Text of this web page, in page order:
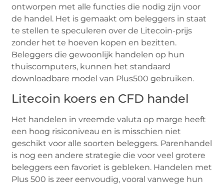
ontworpen met alle functies die nodig zijn voor
de handel. Het is gemaakt om beleggers in staat
te stellen te speculeren over de Litecoin-prijs
zonder het te hoeven kopen en bezitten.
Beleggers die gewoonlijk handelen op hun
thuiscomputers, kunnen het standaard
downloadbare model van Plus500 gebruiken.
Litecoin koers en CFD handel
Het handelen in vreemde valuta op marge heeft
een hoog risiconiveau en is misschien niet
geschikt voor alle soorten beleggers. Parenhandel
is nog een andere strategie die voor veel grotere
beleggers een favoriet is gebleken. Handelen met
Plus 500 is zeer eenvoudig, vooral vanwege hun